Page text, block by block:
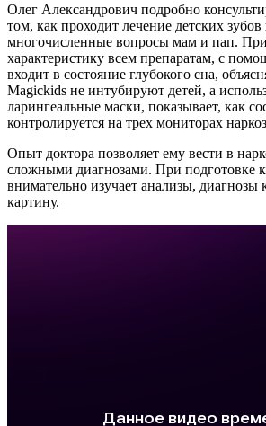
Олег Александрович подробно
том, как проходит лечение детских зубов
многочисленные вопросы мам и пап. При
характеристику всем препаратам, с
входит в состояние глубокого сна,
Magickids не интубируют детей, а
ларингеальные маски, показывает, как
контролируется на трех мониторах
Опыт доктора позволяет ему вести в
сложными диагнозами. При подготовке
внимательно изучает анализы, диагнозы
картину.